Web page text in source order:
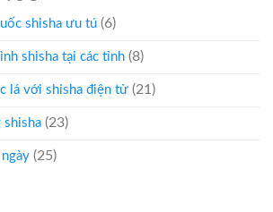
shisha ưu tú (6)
shisha tại các tỉnh (8)
lá với shisha điện tử (21)
shisha (23)
(25)